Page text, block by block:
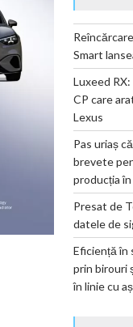
Smart
Luxeed
CP care
Lexus
Pas uriaș
brevete
producția
Presat de
datele de
Eficiență în
prin birouri
în linie cu